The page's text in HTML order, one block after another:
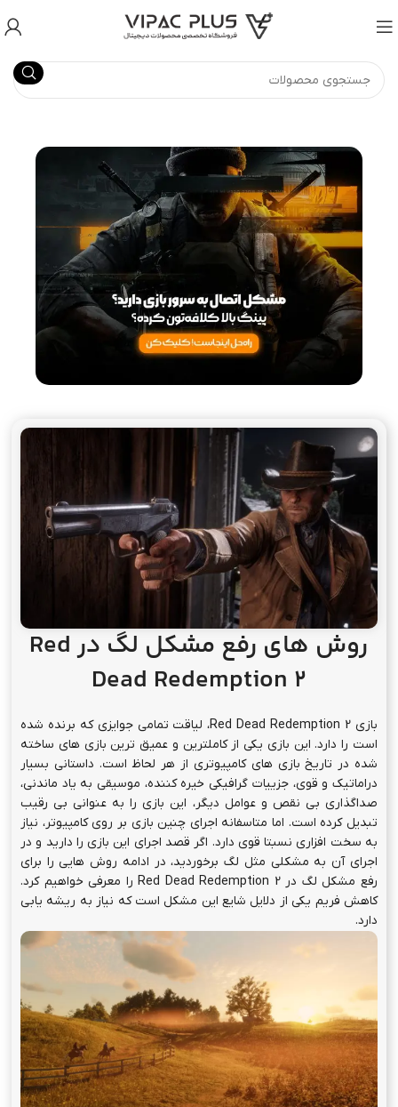
روش های رفع مشکل لگ در Red
Dead Redemption 2
بازی Red Dead Redemption 2، لیاقت تمامی جوایزی که برنده شده
است را دارد. این بازی یکی از کاملترین و عمیق ترین بازی های ساخته
شده در تاریخ بازی های کامپیوتری از هر لحاظ است. داستانی بسیار
دراماتیک و قوی، جزییات گرافیکی خیره کننده، موسیقی به یاد ماندنی،
صداگذاری بی نقص و عوامل دیگر، این بازی را به عنوانی بی رقیب
تبدیل کرده است. اما متاسفانه اجرای چنین بازی بر روی کامپیوتر، نیاز
به سخت افزاری نسبتا قوی دارد. اگر قصد اجرای این بازی را دارید و در
اجرای آن به مشکلی مثل لگ برخوردید، در ادامه روش هایی را برای
رفع مشکل لگ در Red Dead Redemption 2 را معرفی خواهیم کرد.
کاهش فریم یکی از دلایل شایع این مشکل است که نیاز به ریشه یابی
دارد.